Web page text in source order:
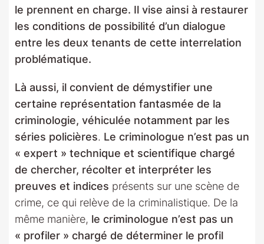
le prennent en charge. Il vise ainsi à restaurer
les conditions de possibilité d’un dialogue
entre les deux tenants de cette interrelation
problématique.
Là aussi, il convient de démystifier une
certaine représentation fantasmée de la
criminologie, véhiculée notamment par les
séries policières. Le criminologue n’est pas un
« expert » technique et scientifique chargé
de chercher, récolter et interpréter les
preuves et indices présents sur une scène de
crime, ce qui relève de la criminalistique. De la
même manière, le criminologue n’est pas un
« profiler » chargé de déterminer le profil